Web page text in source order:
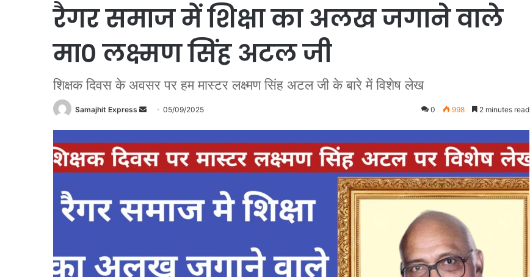
रैगर समाज में शिक्षा का अलख जगाने वाले
मा० लक्ष्मण सिंह अटल जी
शिक्षक दिवस के अवसर पर हम मास्टर लक्ष्मण सिंह अटल जी के बारे में विशेष लेख
Samajhit Express
Send05/09/2025 0 998 2 minutes read